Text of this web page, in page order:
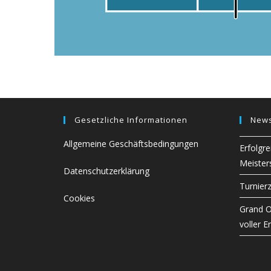
Gesetzliche Informationen
Allgemeine Geschäftsbedingungen
Datenschutzerklärung
Cookies
Grand
voller